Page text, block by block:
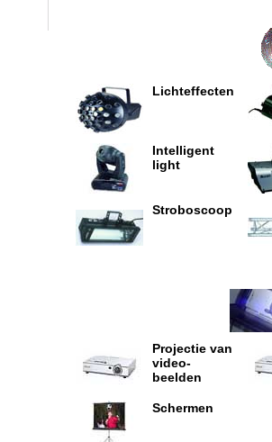
Lichteffecten
Intelligent
light
Stroboscoop
Projectie van
video-
beelden
Schermen